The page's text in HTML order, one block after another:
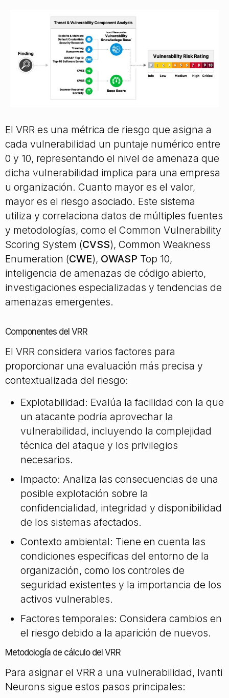
El VRR es una métrica de riesgo que asigna a
cada vulnerabilidad un puntaje numérico entre
0 y 10, representando el nivel de amenaza que
dicha vulnerabilidad implica para una empresa
u organización. Cuanto mayor es el valor,
mayor es el riesgo asociado. Este sistema
utiliza y correlaciona datos de múltiples fuentes
y metodologías, como el Common Vulnerability
Scoring System (CVSS), Common Weakness
Enumeration (CWE), OWASP Top 10,
inteligencia de amenazas de código abierto,
investigaciones especializadas y tendencias de
amenazas emergentes.
Componentes del VRR
El VRR considera varios factores para
proporcionar una evaluación más precisa y
contextualizada del riesgo:
Explotabilidad: Evalúa la facilidad con la que
un atacante podría aprovechar la
vulnerabilidad, incluyendo la complejidad
técnica del ataque y los privilegios
necesarios.
Impacto: Analiza las consecuencias de una
posible explotación sobre la
confidencialidad, integridad y disponibilidad
de los sistemas afectados.
Contexto ambiental: Tiene en cuenta las
condiciones específicas del entorno de la
organización, como los controles de
seguridad existentes y la importancia de los
activos vulnerables.
Factores temporales: Considera cambios en
el riesgo debido a la aparición de nuevos.
Metodología de cálculo del VRR
Para asignar el VRR a una vulnerabilidad, Ivanti
Neurons sigue estos pasos principales: